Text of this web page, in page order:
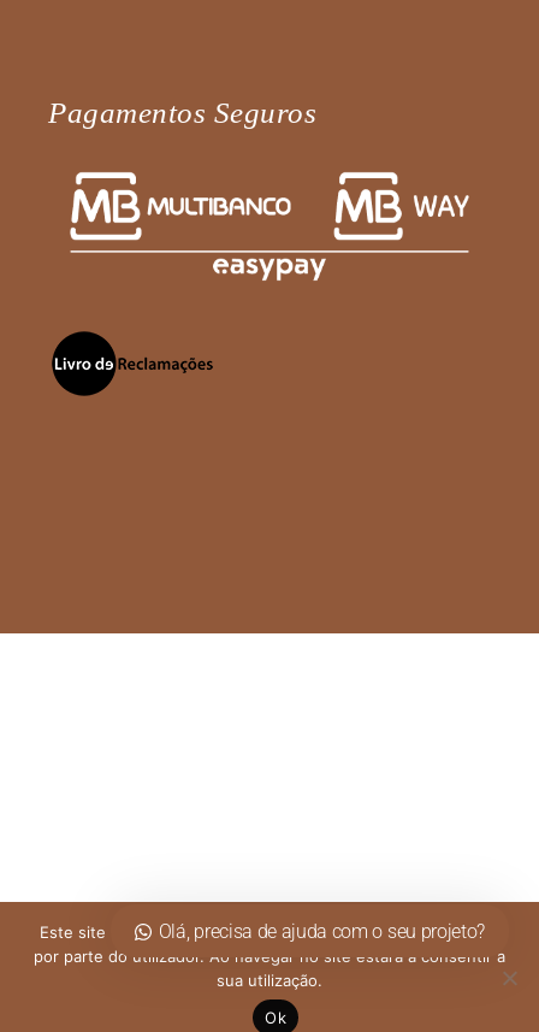
Pagamentos Seguros
Olá, precisa de ajuda com o seu projeto?
Este site utiliza cookies para permitir uma melhor experiência
por parte do utilizador. Ao navegar no site estará a consentir a
sua utilização.
Ok